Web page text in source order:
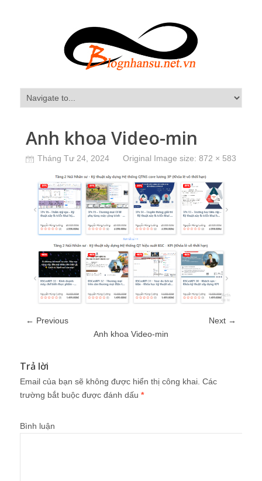
Anh khoa Video-min
Tháng Tư 24, 2024 Original Image size: 872 × 583
← Previous
Next →
Anh khoa Video-min
Trả lời
Email của bạn sẽ không được hiển thị công khai. Các
trường bắt buộc được đánh dấu *
Bình luận